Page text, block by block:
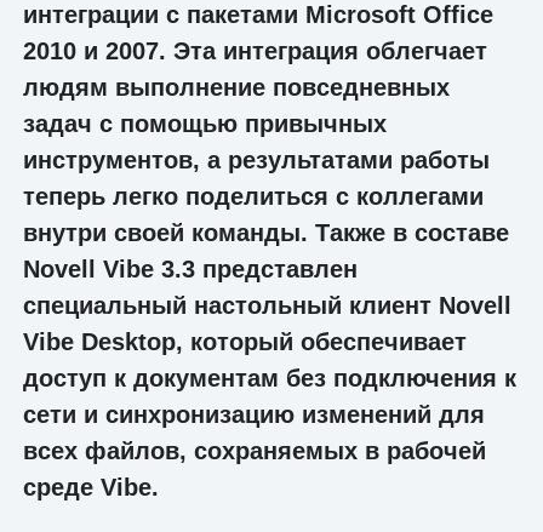
интеграции с пакетами Microsoft Office
2010 и 2007. Эта интеграция облегчает
людям выполнение повседневных
задач с помощью привычных
инструментов, а результатами работы
теперь легко поделиться с коллегами
внутри своей команды. Также в составе
Novell Vibe 3.3 представлен
специальный настольный клиент Novell
Vibe Desktop, который обеспечивает
доступ к документам без подключения к
сети и синхронизацию изменений для
всех файлов, сохраняемых в рабочей
среде Vibe.